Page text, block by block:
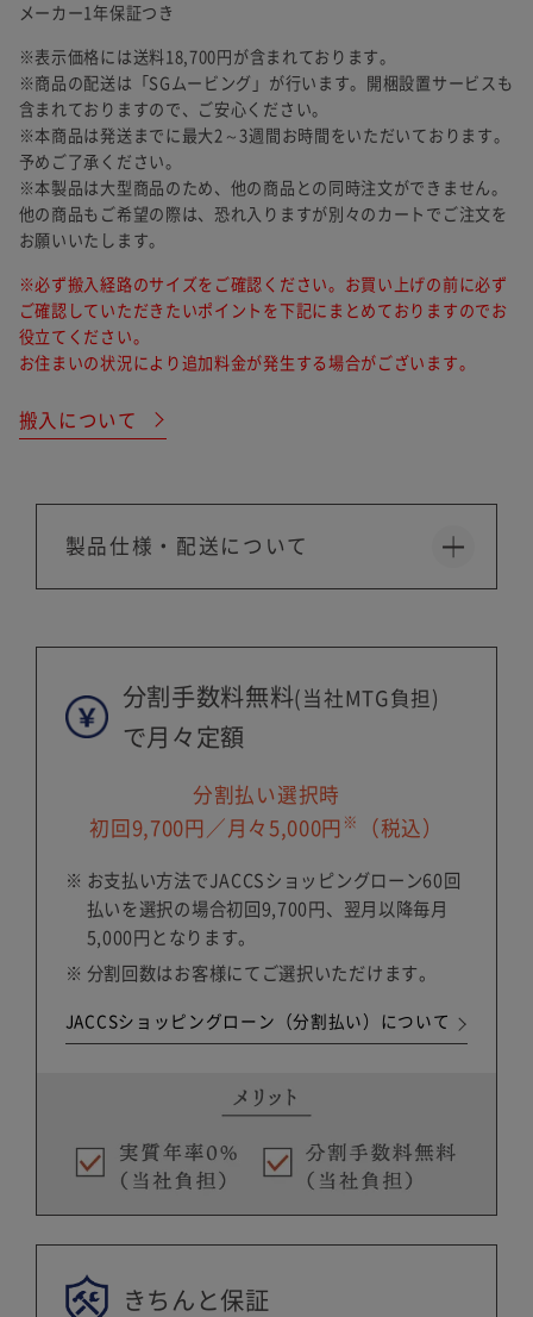
メーカー1年保証つき
※表示価格には送料18,700円が含まれております。
※商品の配送は「SGムービング」が行います。開梱設置サービスも
含まれておりますので、ご安心ください。
※本商品は発送までに最大2～3週間お時間をいただいております。
予めご了承ください。
※本製品は大型商品のため、他の商品との同時注文ができません。
他の商品もご希望の際は、恐れ入りますが別々のカートでご注文を
お願いいたします。
※必ず搬入経路のサイズをご確認ください。お買い上げの前に必ず
ご確認していただきたいポイントを下記にまとめておりますのでお
役立てください。
お住まいの状況により追加料金が発生する場合がございます。
搬入について
製品仕様・配送について
分割手数料無料(当社MTG負担)
で月々定額
分割払い選択時
初回9,700円／月々5,000円 ※ （税込）
お支払い方法でJACCSショッピングローン60回
払いを選択の場合初回9,700円、翌月以降毎月
5,000円となります。
分割回数はお客様にてご選択いただけます。
JACCSショッピングローン（分割払い）について
きちんと保証
ご加入いただいたお客様または第三者の故意または重
過失によらない破損、落下、水濡れ等の偶然の事故に
より本製品が正常に機能しなくなった場合
但し次に掲げる場合は、保証の対象外とします。
(1) 本製品の盗難、紛失の場合
(2) 地震、津波、噴火に起因する場合
(3) 本製品において損害を確認することができない場合
れ、液晶の画面焼けやピクセル抜け、輝度低下等
詳しくは「
さい。
【ご注意】2022年4月14日以前にサー
ビスに加入された方
2022年4月14日以前に延長保証サービスに加入された
方につきましては、保証範囲が自然故障のみとなり、
をご確認いただく場合は、商品発送時に同梱させてい
ただいております「延長保証書」をご確認ください。